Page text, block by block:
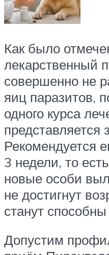
Как было
лекарственный
совершенно не
яиц паразитов,
одного курса
представляется
Рекомендуется
3 недели, то
новые особи
не достигнут
станут
Допустим